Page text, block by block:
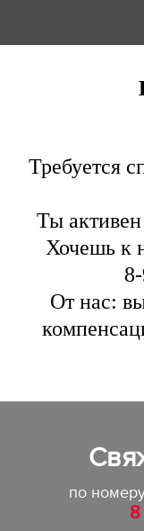
Требуется
Ты активен
Хочешь к
От нас:
по
8